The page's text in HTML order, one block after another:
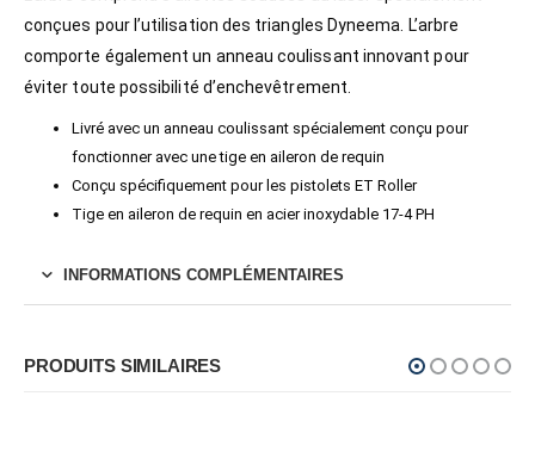
conçues pour l’utilisation des triangles Dyneema. L’arbre
comporte également un anneau coulissant innovant pour
éviter toute possibilité d’enchevêtrement.
Livré avec un anneau coulissant spécialement conçu pour
fonctionner avec une tige en aileron de requin
Conçu spécifiquement pour les pistolets ET Roller
Tige en aileron de requin en acier inoxydable 17-4 PH
INFORMATIONS COMPLÉMENTAIRES
PRODUITS SIMILAIRES